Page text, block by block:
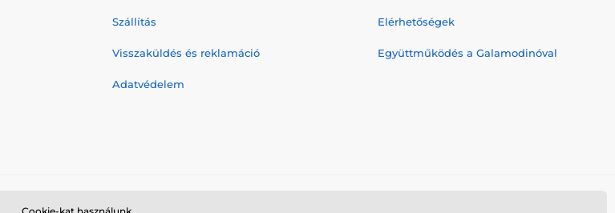
Szállítás
Visszaküldés és reklamáció
Adatvédelem
Elérhetőségek
Együttműködés a Galamodinóval